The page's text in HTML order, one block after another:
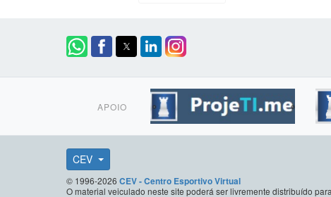
APOIO
CEV
© 1996-2026 CEV - Centro Esportivo Virtual
O material veiculado neste site poderá ser livremente distribuído